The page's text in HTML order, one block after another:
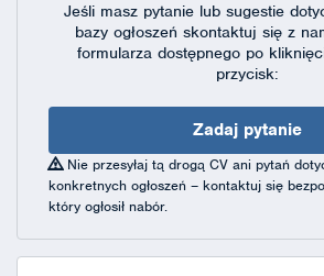
Jeśli masz pytanie lub sugestie
bazy ogłoszeń skontaktuj się z
formularza dostępnegopo
przycisk:
Zadaj pytanie
Nie przesyłaj tą drogą CV ani pytań
konkretnych ogłoszeń – kontaktuj się
który ogłosił nabór.